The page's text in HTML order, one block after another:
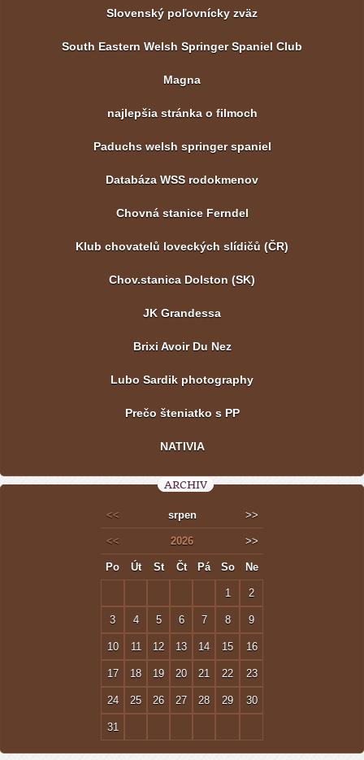
Slovenský poľovnícky zväz
South Eastern Welsh Springer Spaniel Club
Magna
najlepšia stránka o filmoch
Paduchs welsh springer spaniel
Databáza WSS rodokmenov
Chovná stanice Ferndel
Klub chovatelů loveckých slídičů (ČR)
Chov.stanica Dolston (SK)
JK Grandessa
Brixi Avoir Du Nez
Lubo Sardik photography
Prečo šteniatko s PP
NATIVIA
ARCHIV
<< srpen >>
<< 2026 >>
Po Út St Čt Pá So Ne
1 2
3 4 5 6 7 8 9
10 11 12 13 14 15 16
17 18 19 20 21 22 23
24 25 26 27 28 29 30
31